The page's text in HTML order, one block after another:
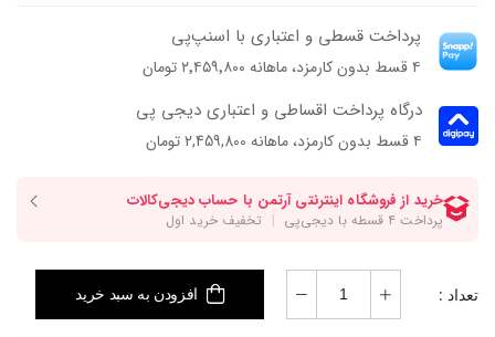
پرداخت قسطی و اعتباری با اسنپ‌پی
۴ قسط بدون کارمزد، ماهانه ۲٬۴۵۹٬۸۰۰ تومان
درگاه پرداخت اقساطی و اعتباری دیجی پی
۴ قسط بدون کارمزد، ماهانه 2,459,800 تومان
تعداد : افزودن به سبد خرید